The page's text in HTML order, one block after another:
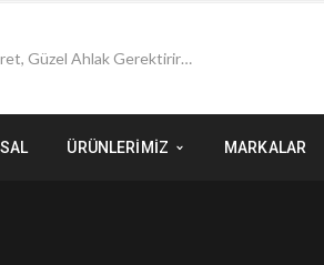
ÜRÜNLERİMİZ MARKALAR